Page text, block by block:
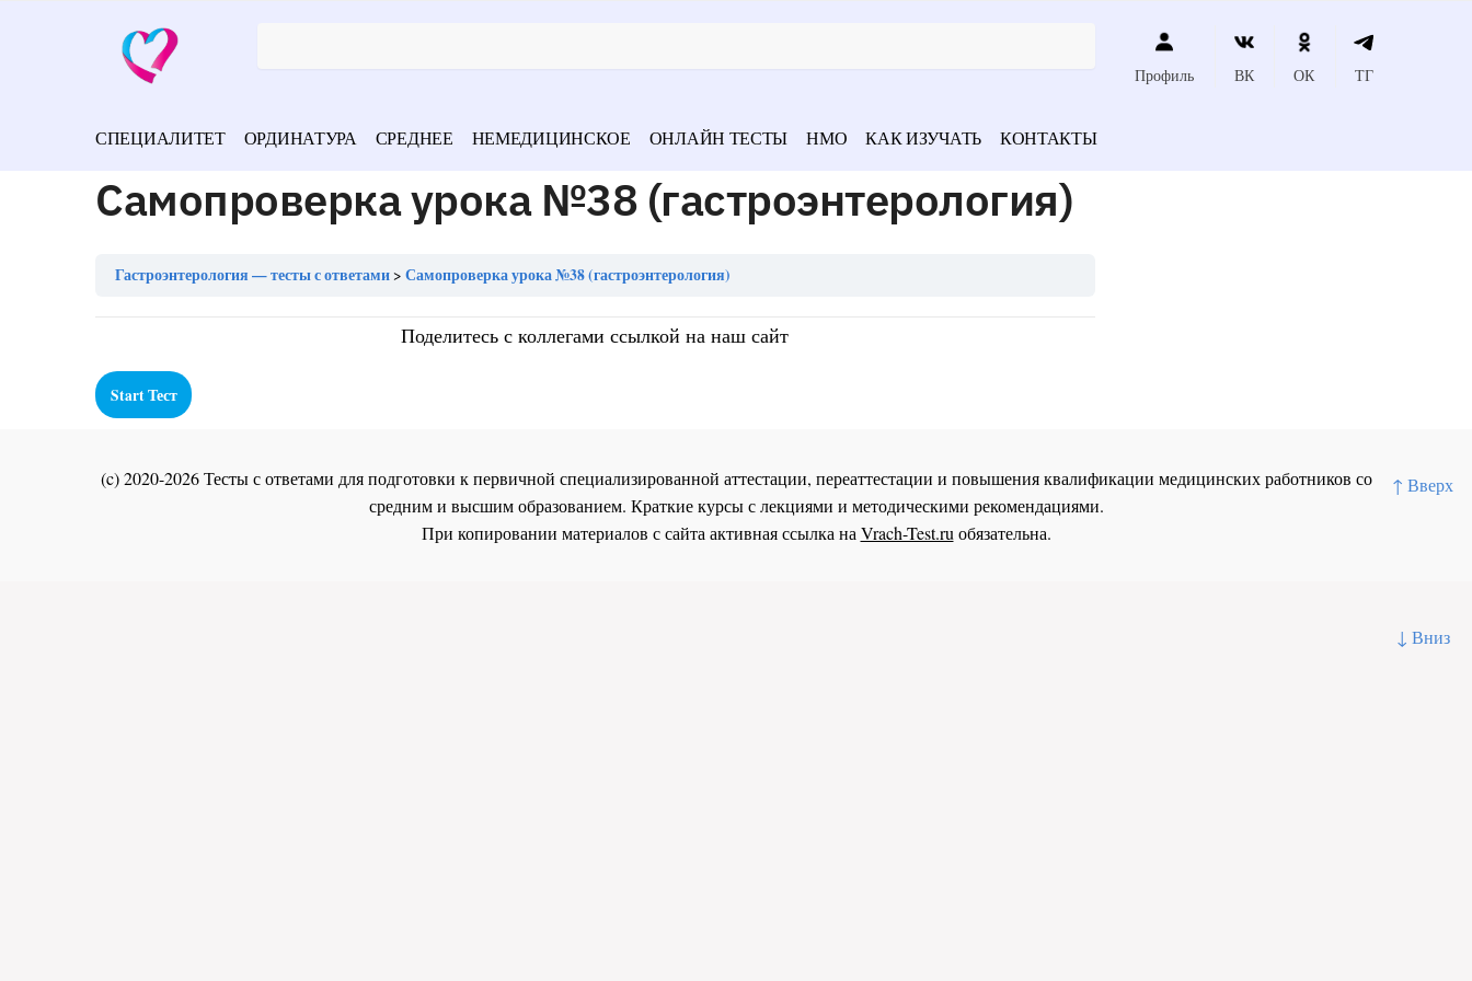
↑ Вверх
↓ Вниз
Профиль ВК ОК ТГ
СПЕЦИАЛИТЕТ ОРДИНАТУРА СРЕДНЕЕ НЕМЕДИЦИНСКОЕ ОНЛАЙН ТЕСТЫ НМО КАК ИЗУЧАТЬ КОНТАКТЫ
Самопроверка урока №38 (гастроэнтерология)
Гастроэнтерология — тесты с ответами Самопроверка урока №38 (гастроэнтерология)
Поделитесь с коллегами ссылкой на наш сайт
(c) 2020-2026 Тесты с ответами для подготовки к первичной специализированной аттестации, переаттестации и повышения квалификации медицинских работников со
средним и высшим образованием. Краткие курсы с лекциями и методическими рекомендациями.
При копировании материалов с сайта активная ссылка на Vrach-Test.ru обязательна.